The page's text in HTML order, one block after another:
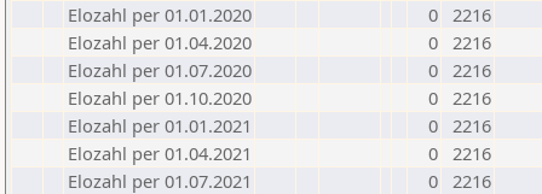
Elozahl per 01.01.2020
0 2216
Elozahl per 01.04.2020
0 2216
Elozahl per 01.07.2020
0 2216
Elozahl per 01.10.2020
0 2216
Elozahl per 01.01.2021
0 2216
Elozahl per 01.04.2021
0 2216
Elozahl per 01.07.2021
0 2216